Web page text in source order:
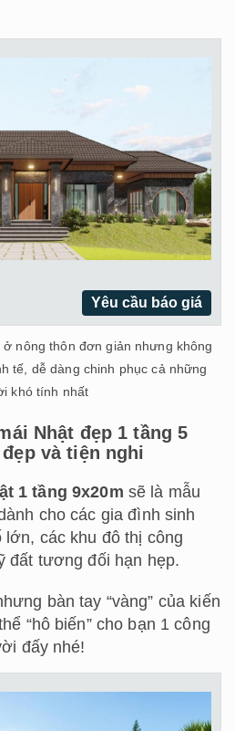
Yêu cầu báo giá
nông thôn đơn giản nhưng không
tế, dễ dàng chinh phục cả những
khó tính nhất
Nhật đẹp 1 tầng 5
và tiện nghi
1 tầng 9x20m sẽ là mẫu
cho các gia đình sinh
các khu đô thị công
đất tương đối hạn hẹp.
bàn tay “vàng” của kiến
“hô biến” cho bạn 1 công
đấy nhé!